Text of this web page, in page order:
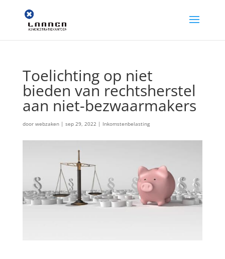
Toelichting op niet
bieden van rechtsherstel
aan niet-bezwaarmakers
door webzaken| sep 29, 2022 | Inkomstenbelasting